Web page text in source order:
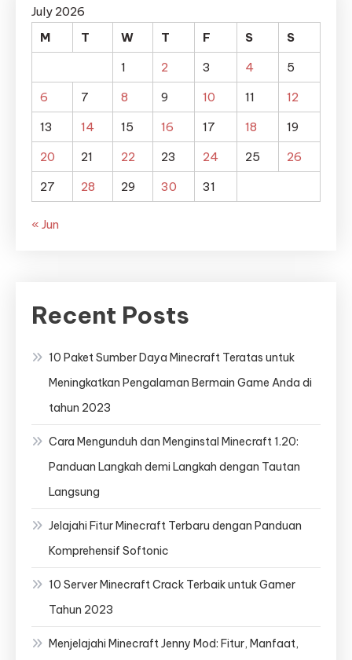
July 2026
M
T W T F S
S
1
2 3 4
5
6
7 8 9 10 11
12
13
14 15 16 17 18
19
20
21 22 23 24 25
26
27
28 29 30 31
« Jun
Recent Posts
10 Paket Sumber Daya Minecraft Teratas untuk
Meningkatkan Pengalaman Bermain Game Anda di
tahun 2023
Cara Mengunduh dan Menginstal Minecraft 1.20:
Panduan Langkah demi Langkah dengan Tautan
Langsung
Jelajahi Fitur Minecraft Terbaru dengan Panduan
Komprehensif Softonic
10 Server Minecraft Crack Terbaik untuk Gamer
Tahun 2023
Menjelajahi Minecraft Jenny Mod: Fitur, Manfaat,